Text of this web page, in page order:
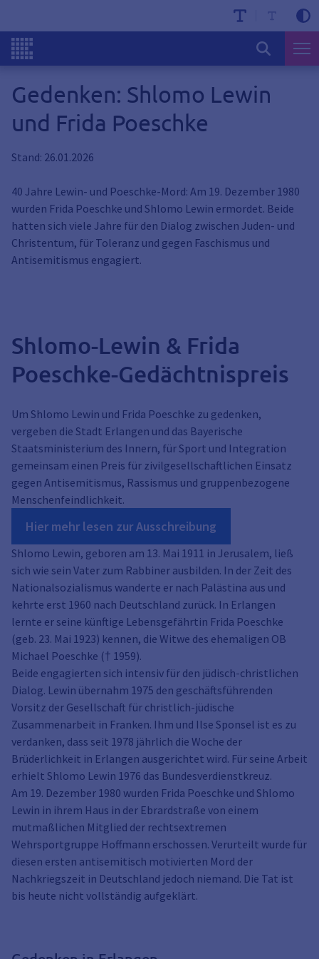
Gedenken: Shlomo Lewin
und Frida Poeschke
Stand: 26.01.2026
40 Jahre Lewin- und Poeschke-Mord: Am 19. Dezember 1980
wurden Frida Poeschke und Shlomo Lewin ermordet. Beide
hatten sich viele Jahre für den Dialog zwischen Juden- und
Christentum, für Toleranz und gegen Faschismus und
Antisemitismus engagiert.
Shlomo-Lewin & Frida
Poeschke-Gedächtnispreis
Um Shlomo Lewin und Frida Poeschke zu gedenken,
vergeben die Stadt Erlangen und das Bayerische
Staatsministerium des Innern, für Sport und Integration
gemeinsam einen Preis für zivilgesellschaftlichen Einsatz
gegen Antisemitismus, Rassismus und gruppenbezogene
Menschenfeindlichkeit.
Hier mehr lesen zur Ausschreibung
Shlomo Lewin, geboren am 13. Mai 1911 in Jerusalem, ließ
sich wie sein Vater zum Rabbiner ausbilden. In der Zeit des
Nationalsozialismus wanderte er nach Palästina aus und
kehrte erst 1960 nach Deutschland zurück. In Erlangen
lernte er seine künftige Lebensgefährtin Frida Poeschke
(geb. 23. Mai 1923) kennen, die Witwe des ehemaligen OB
Michael Poeschke († 1959).
Beide engagierten sich intensiv für den jüdisch-christlichen
Dialog. Lewin übernahm 1975 den geschäftsführenden
Vorsitz der Gesellschaft für christlich-jüdische
Zusammenarbeit in Franken. Ihm und Ilse Sponsel ist es zu
verdanken, dass seit 1978 jährlich die Woche der
Brüderlichkeit in Erlangen ausgerichtet wird. Für seine Arbeit
erhielt Shlomo Lewin 1976 das Bundesverdienstkreuz.
Am 19. Dezember 1980 wurden Frida Poeschke und Shlomo
Lewin in ihrem Haus in der Ebrardstraße von einem
mutmaßlichen Mitglied der rechtsextremen
Wehrsportgruppe Hoffmann erschossen. Verurteilt wurde für
diesen ersten antisemitisch motivierten Mord der
Nachkriegszeit in Deutschland jedoch niemand. Die Tat ist
bis heute nicht vollständig aufgeklärt.